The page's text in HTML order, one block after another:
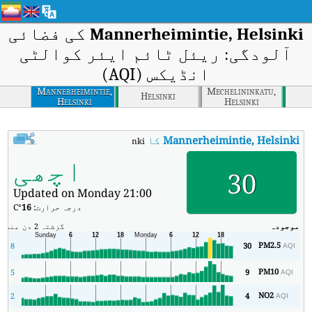
Mannerheimintie, Helsinkiکی فضائی
آلودگی: ریئل ٹائم ایئر کوالٹی
انڈیکس (AQI)
Mannerheimintie,
Helsinki
Helsinki
Mechelininkatu,
Helsinki
Mannerheimintie, Helsinkiکا AQI : Mannerheimintie, Helsinki کا ریئل ٹائم ایئر کوالٹی انڈیکس (AQI)۔
30 اچھی
Updated on Monday 21:00
درجہ حرارت:16
°C
موجودہ گزشتہ 2 دن منٹ
PM2.5AQI
30
8
PM10AQI
9
5
NO2AQI
4
2